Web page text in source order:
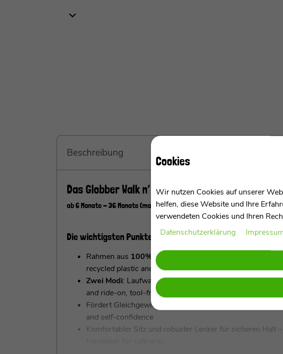
Beschreibung
Das Globber Walk n’ Roll 2in1 Eco / Laufwagen
ab 6 Monate - 36 Monate (maximal 22 kg)
Die wichtigsten Punkte in der Übersicht
Rahmen aus 100% recyceltem Kunststoff und
recycled plastic and wheat straw
Zwei Modi: Laufwagen und Rutscher, werkzeuglos
and ride-on, tool-free conversion
Fördert Gleichgewicht, Koordination und Selbstvertrauen
and self-confidence
Komfortabler Sitz und robuster Lenker für sicheren Halt
Cookies
Wir nutzen Cookies auf unserer
helfen, diese Website und Ihre
verwendeten Cookies und Ihren
Daten­schutz­erklärung